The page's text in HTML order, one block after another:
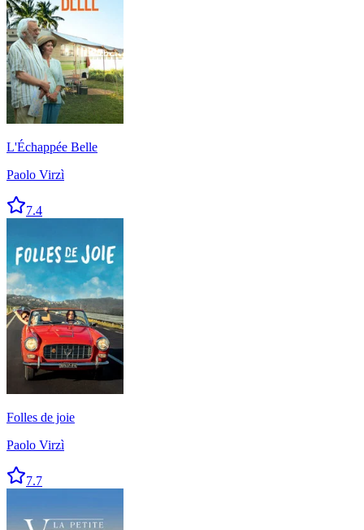
L'Échappée Belle
Paolo Virzì
7.4
Folles de joie
Paolo Virzì
7.7